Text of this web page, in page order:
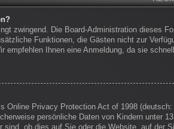
zwingend. Die Board-Administration dieses
Funktionen, die Gästen nicht zur
empfehlen Ihnen eine Anmeldung, da sie
Online Privacy Protection Act of 1998
persönliche Daten von Kindern unter
sind, ob dies auf Sie oder die Website, auf